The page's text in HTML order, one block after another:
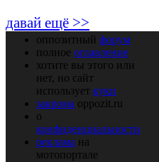
давай ещё >>
оппозитный форум
полное оглавление
хотите вы этого или
нет, но сайт
использует куки
закрома oppozit.ru
о
конфиденциальности
реклама на
мотопортале